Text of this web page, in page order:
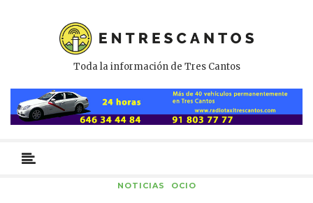
Toda la información de Tres Cantos
primario
NOTICIAS OCIO